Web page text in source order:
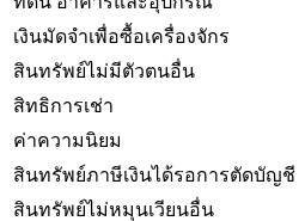
เงินมัดจำเพื่อซื้อเครื่องจักร
สินทรัพย์ไม่มีตัวตนอื่น
สิทธิการเช่า
ค่าความนิยม
สินทรัพย์ภาษีเงินได้รอการตัดบัญชี
สินทรัพย์ไม่หมุนเวียนอื่น